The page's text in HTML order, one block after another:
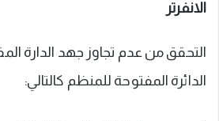
الانفرتر
التحقق من عدم تجاوز جهد الدارة
الدائرة المفتوحة للمنظم كالتالي: